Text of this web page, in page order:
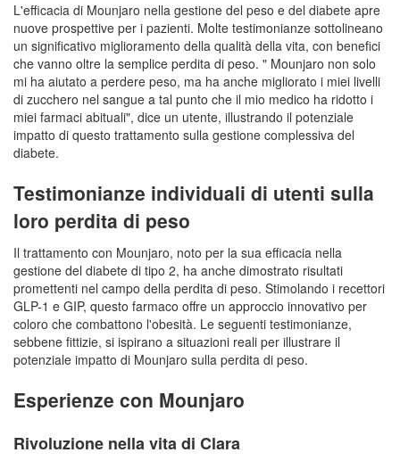
L'efficacia di Mounjaro nella gestione del peso e del diabete apre
nuove prospettive per i pazienti. Molte testimonianze sottolineano
un significativo miglioramento della qualità della vita, con benefici
che vanno oltre la semplice perdita di peso. " Mounjaro non solo
mi ha aiutato a perdere peso, ma ha anche migliorato i miei livelli
di zucchero nel sangue a tal punto che il mio medico ha ridotto i
miei farmaci abituali", dice un utente, illustrando il potenziale
impatto di questo trattamento sulla gestione complessiva del
diabete.
Testimonianze individuali di utenti sulla
loro perdita di peso
Il trattamento con Mounjaro, noto per la sua efficacia nella
gestione del diabete di tipo 2, ha anche dimostrato risultati
promettenti nel campo della perdita di peso. Stimolando i recettori
GLP-1 e GIP, questo farmaco offre un approccio innovativo per
coloro che combattono l'obesità. Le seguenti testimonianze,
sebbene fittizie, si ispirano a situazioni reali per illustrare il
potenziale impatto di Mounjaro sulla perdita di peso.
Esperienze con Mounjaro
Rivoluzione nella vita di Clara